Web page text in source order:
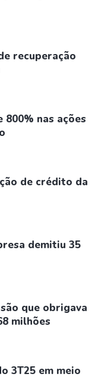
recuperação
nas ações
de crédito da
demitiu 35
que obrigava
milhões
3T25 em meio